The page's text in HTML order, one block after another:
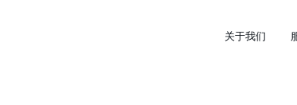
关于我们